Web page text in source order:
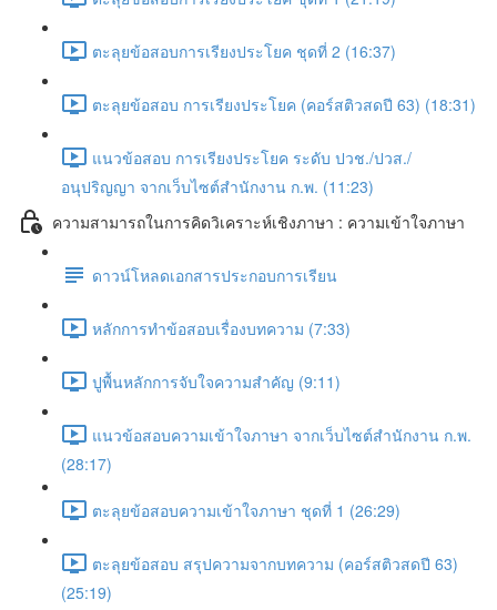
ตะลุยข้อสอบการเรียงประโยค ชุดที่ 2 (16:37)
ตะลุยข้อสอบ การเรียงประโยค (คอร์สติวสดปี 63) (18:31)
แนวข้อสอบ การเรียงประโยค ระดับ ปวช./ปวส./
อนุปริญญา จากเว็บไซต์สำนักงาน ก.พ. (11:23)
ความสามารถในการคิดวิเคราะห์เชิงภาษา : ความเข้าใจภาษา
ดาวน์โหลดเอกสารประกอบการเรียน
หลักการทำข้อสอบเรื่องบทความ (7:33)
ปูพื้นหลักการจับใจความสำคัญ (9:11)
แนวข้อสอบความเข้าใจภาษา จากเว็บไซต์สำนักงาน ก.พ.
(28:17)
ตะลุยข้อสอบความเข้าใจภาษา ชุดที่ 1 (26:29)
ตะลุยข้อสอบ สรุปความจากบทความ (คอร์สติวสดปี 63)
(25:19)